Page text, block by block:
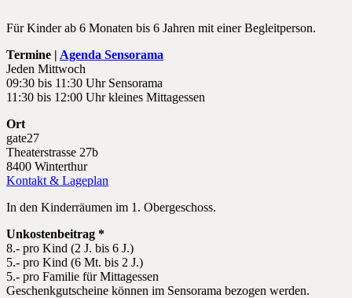
Für Kinder ab 6 Monaten bis 6 Jahren mit einer Begleitperson.
Termine | Agenda Sensorama
Jeden Mittwoch
09:30 bis 11:30 Uhr Sensorama
11:30 bis 12:00 Uhr kleines Mittagessen
Ort
gate27
Theaterstrasse 27b
8400 Winterthur
Kontakt & Lageplan
In den Kinderräumen im 1. Obergeschoss.
Unkostenbeitrag *
8.- pro Kind (2 J. bis 6 J.)
5.- pro Kind (6 Mt. bis 2 J.)
5.- pro Familie für Mittagessen
Geschenkgutscheine können im Sensorama bezogen werden.